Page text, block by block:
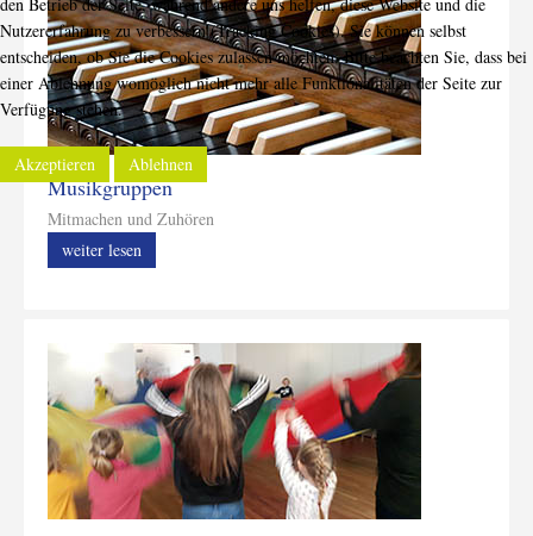
Musikgruppen
Mitmachen und Zuhören
weiter lesen
Nutzererfahrung zu verbessern (Tracking Cookies). Sie können selbst
entscheiden, ob Sie die Cookies zulassen möchten. Bitte beachten Sie, dass bei
einer Ablehnung womöglich nicht mehr alle Funktionalitäten der Seite zur
Verfügung stehen.
Akzeptieren Ablehnen